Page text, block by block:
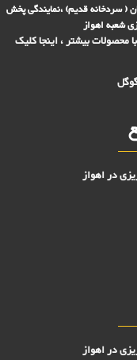
( سردخانه قدیم) ،نمایندگی پخش
شعبه اهواز
محصولات بیشتر ، اینجا کلیک
در اهواز
در اهواز